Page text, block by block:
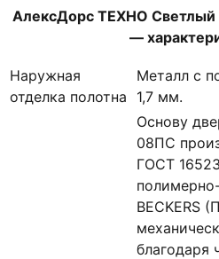
АлексДорс ТЕХНО Светлый
—
Наружная
отделка полотна
Металл с
1,7 мм.
Основу
08ПС
ГОСТ
BECKERS
благодаря